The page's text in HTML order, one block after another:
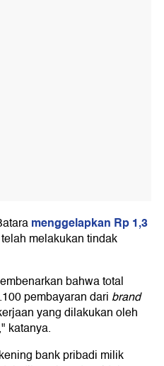
menggelapkan Rp 1,3
melakukan tindak
bahwa total
pembayaran dari brand
yang dilakukan oleh
katanya.
bank pribadi milik